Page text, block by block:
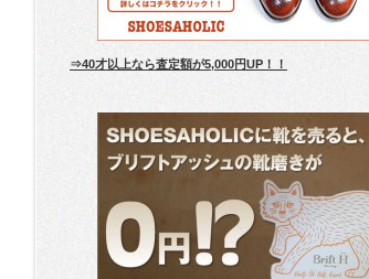
⇒40才以上なら査定額が5,000円UP！！